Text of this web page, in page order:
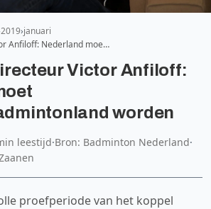
2019 januari
Anfiloff: Nederland moe…
Victor Anfiloff:
worden
leestijd·Bron: Badminton Nederland·
proefperiode van het koppel